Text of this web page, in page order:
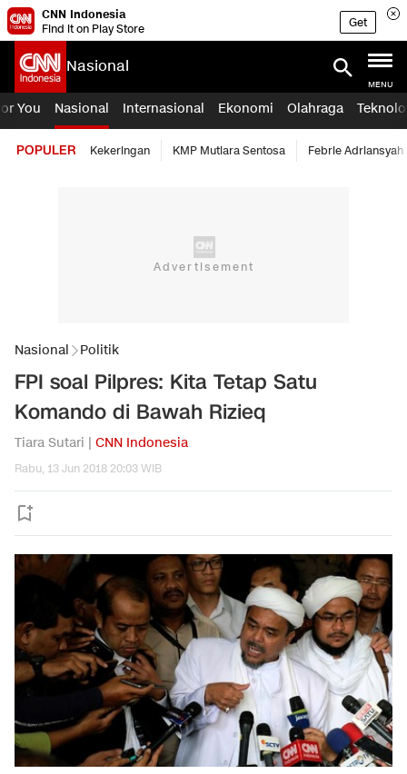
CNN Indonesia
Find it on Play Store
Get
Nasional
MENU
You Nasional Internasional Ekonomi Olahraga
POPULER Kekeringan KMP Mutiara Sentosa Febrie Adriansyah
Nasional Politik
FPI soal Pilpres: Kita Tetap Satu
Komando di Bawah Rizieq
Tiara Sutari | CNN Indonesia
Rabu, 13 Jun 2018 20:03 WIB